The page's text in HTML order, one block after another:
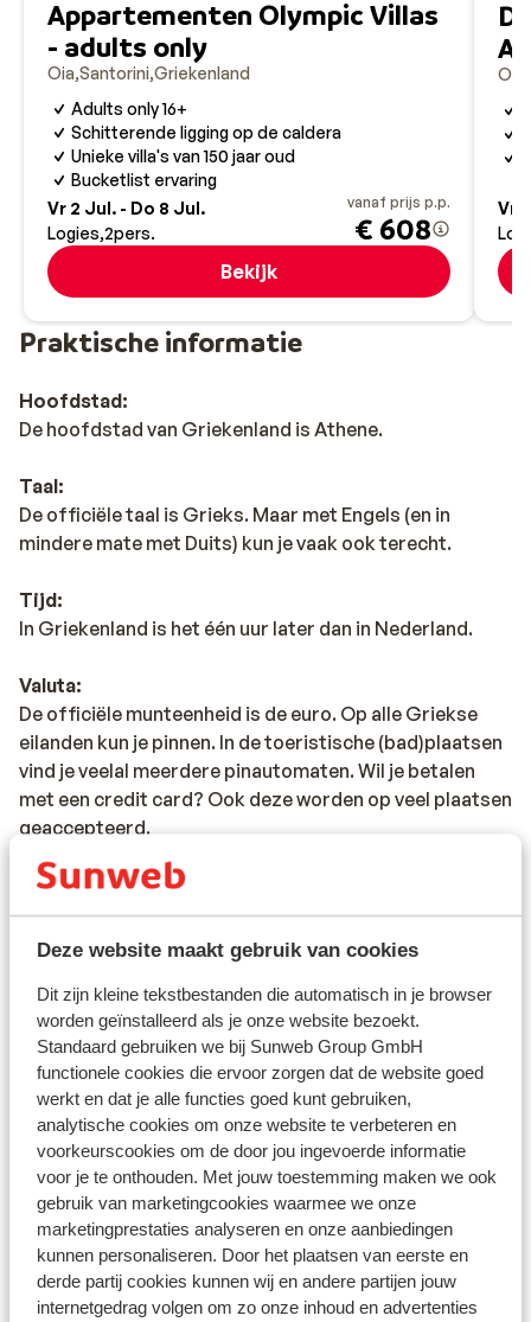
Deze website maakt gebruik van cookies
Dit zijn kleine tekstbestanden die automatisch in je browser
worden geïnstalleerd als je onze website bezoekt.
Standaard gebruiken we bij Sunweb Group GmbH
functionele cookies die ervoor zorgen dat de website goed
werkt en dat je alle functies goed kunt gebruiken,
analytische cookies om onze website te verbeteren en
voorkeurscookies om de door jou ingevoerde informatie
voor je te onthouden. Met jouw toestemming maken we ook
gebruik van marketingcookies waarmee we onze
marketingprestaties analyseren en onze aanbiedingen
kunnen personaliseren. Door het plaatsen van eerste en
derde partij cookies kunnen wij en andere partijen jouw
internetgedrag volgen om zo onze inhoud en advertenties
Appartementen Olympic Villas
- adults only
Oia Santorini Griekenland
Adults only 16+
Schitterende ligging op de caldera
Unieke villa's van 150 jaar oud
Bucketlist ervaring
Vr 2 Jul. - Do 8 Jul.
Logies 2pers.
vanaf prijs p.p.
€ 608
Bekijk
Oia
Vr
Praktische informatie
Hoofdstad:
De hoofdstad van Griekenland is Athene.
Taal:
De officiële taal is Grieks. Maar met Engels (en in
mindere mate met Duits) kun je vaak ook terecht.
Tijd:
In Griekenland is het één uur later dan in Nederland.
Valuta:
De officiële munteenheid is de euro. Op alle Griekse
eilanden kun je pinnen. In de toeristische (bad)plaatsen
vind je veelal meerdere pinautomaten. Wil je betalen
met een credit card? Ook deze worden op veel plaatsen
geaccepteerd.
Voltage:
Het voltage is net als in Nederland 220 volt. Je hebt
geen verloopstekker nodig.
Reisdocumenten:
Je dient in het bezit te zijn van een geldig paspoort of
een geldige identiteitskaart.
Heb je niet de Nederlandse nationaliteit, dan is het
belangrijk om na te vragen of er andere regels van
toepassing zijn. Dit vraag je na bij de ambassade van
het land waar je heen wilt en de landen waar je doorheen
reist.
Het reizen met de juiste documenten is jouw eigen
verantwoordelijkheid. Sunweb kan hiervoor niet
aansprakelijk worden gesteld.